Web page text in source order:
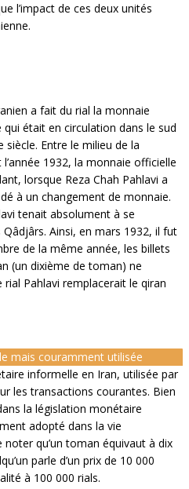
l’impact de ces deux unités
a fait du rial la monnaie
était en circulation dans le sud
siècle. Entre le milieu de la
1932, la monnaie officielle
lorsque Reza Chah Pahlavi a
à un changement de monnaie.
tenait absolument à se
Ainsi, en mars 1932, il fut
de la même année, les billets
(un dixième de toman) ne
Pahlavi remplacerait le qiran
mais couramment utilisée
informelle en Iran, utilisée par
les transactions courantes. Bien
la législation monétaire
adopté dans la vie
qu’un toman équivaut à dix
parle d’un prix de 10 000
à 100 000 rials.